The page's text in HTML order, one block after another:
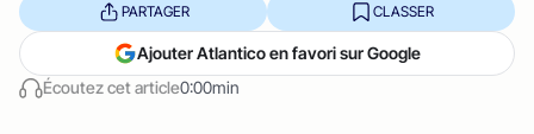
Écoutez cet article0:00min
PARTAGER CLASSER
Ajouter Atlantico en favori sur Google